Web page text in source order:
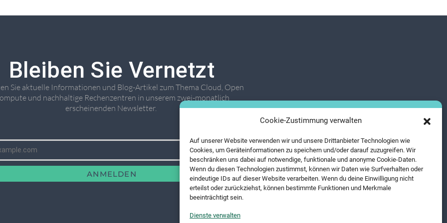
Cookie-Zustimmung verwalten
Auf unserer Website verwenden wir und unsere Drittanbieter Technologien wie
Cookies, um Geräteinformationen zu speichern und/oder darauf zuzugreifen. Wir
beschränken uns dabei auf notwendige, funktionale und anonyme Cookie-Daten.
Wenn du diesen Technologien zustimmst, können wir Daten wie Surfverhalten oder
eindeutige IDs auf dieser Website verarbeiten. Wenn du deine Einwilligung nicht
erteilst oder zurückziehst, können bestimmte Funktionen und Merkmale
beeinträchtigt sein.
Dienste verwalten
Bleiben Sie Vernetzt
Sie aktuelle Informationen und Blog-Artikel zum Thema Cloud, Open
und nachhaltige Rechenzentren in unserem zwei-monatlich
erscheinenden Newsletter. ​
ANMELDEN